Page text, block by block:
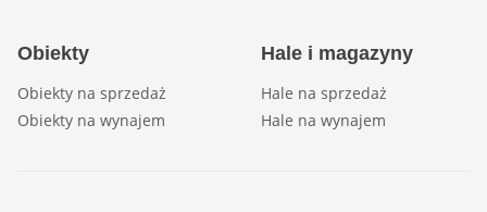
Obiekty
Obiekty na sprzedaż
Obiekty na wynajem
Hale i magazyny
Hale na sprzedaż
Hale na wynajem